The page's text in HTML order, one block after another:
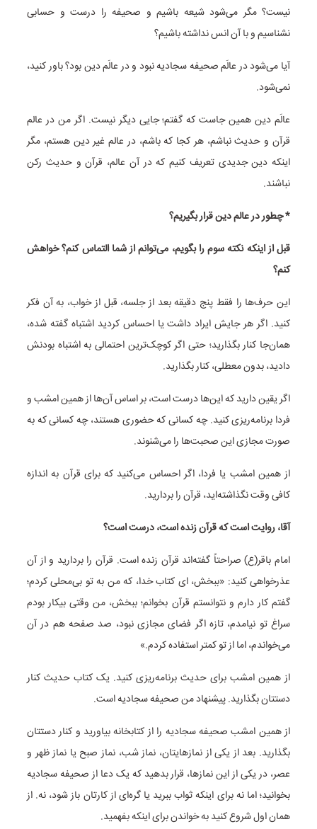
نیست؟ مگر می‌شود شیعه باشیم و صحیفه را درست و حسابی
نشناسیم و با آن انس نداشته باشیم؟
آیا می‌شود در عالَم صحیفه سجادیه نبود و در عالَم دین بود؟ باور کنید،
نمی‌شود.
عالَم دین همین جاست که گفتم؛ جایی دیگر نیست. اگر من در عالم
قرآن و حدیث نباشم، هر کجا که باشم، در عالم غیر دین هستم، مگر
اینکه دین جدیدی تعریف کنیم که در آن عالم، قرآن و حدیث رکن
نباشند.
* چطور در عالم دین قرار بگیریم؟
قبل از اینکه نکته سوم را بگویم، می‌توانم از شما التماس کنم؟ خواهش
کنم؟
این حرف‌ها را فقط پنج دقیقه بعد از جلسه، قبل از خواب، به آن فکر
کنید. اگر هر جایش ایراد داشت یا احساس کردید اشتباه گفته شده،
همان‌جا کنار بگذارید؛ حتی اگر کوچک‌ترین احتمالی به اشتباه بودنش
دادید، بدون معطلی، کنار بگذارید.
اگر یقین دارید که این‌ها درست است، بر اساس آن‌ها از همین امشب و
فردا برنامه‌ریزی کنید. چه کسانی که حضوری هستند، چه کسانی که به
صورت مجازی این صحبت‌ها را می‌شنوند.
از همین امشب یا فردا، اگر احساس می‌کنید که برای قرآن به اندازه
کافی وقت نگذاشته‌اید، قرآن را بردارید.
آقا، روایت است که قرآن زنده است، درست است؟
امام باقر(ع) صراحتاً گفته‌اند قرآن زنده است. قرآن را بردارید و از آن
عذرخواهی کنید: «ببخش، ای کتاب خدا، که من به تو بی‌محلی کردم؛
گفتم کار دارم و نتوانستم قرآن بخوانم؛ ببخش، من وقتی بیکار بودم
سراغ تو نیامدم، تازه اگر فضای مجازی نبود، صد صفحه هم در آن
می‌خواندم، اما از تو کمتر استفاده کردم.»
از همین امشب برای حدیث برنامه‌ریزی کنید. یک کتاب حدیث کنار
دستتان بگذارید. پیشنهاد من صحیفه سجادیه است.
از همین امشب صحیفه سجادیه را از کتابخانه بیاورید و کنار دستتان
بگذارید. بعد از یکی از نمازهایتان، نماز شب، نماز صبح یا نماز ظهر و
عصر، در یکی از این نمازها، قرار بدهید که یک دعا از صحیفه سجادیه
بخوانید؛ اما نه برای اینکه ثواب ببرید یا گره‌ای از کارتان باز شود، نه. از
همان اول شروع کنید به خواندن برای اینکه بفهمید.